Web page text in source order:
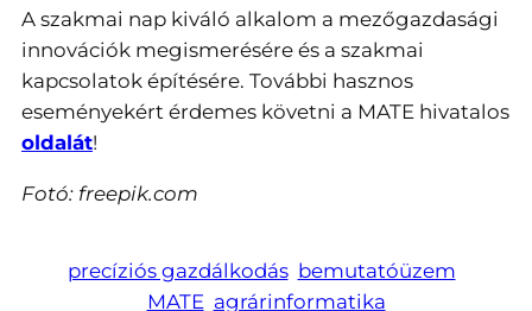
A szakmai nap kiváló alkalom a mezőgazdasági
innovációk megismerésére és a szakmai
kapcsolatok építésére. További hasznos
eseményekért érdemes követni a MATE hivatalos
oldalát!
Fotó: freepik.com
precíziós gazdálkodás bemutatóüzem
MATE agrárinformatika